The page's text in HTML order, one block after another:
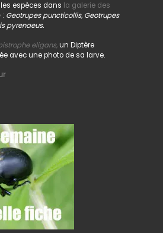
espèces dans la galerie des
: Geotrupes puncticollis, Geotrupes
pyrenaeus.
eligans,un Diptère
avec une photo de sa larve.